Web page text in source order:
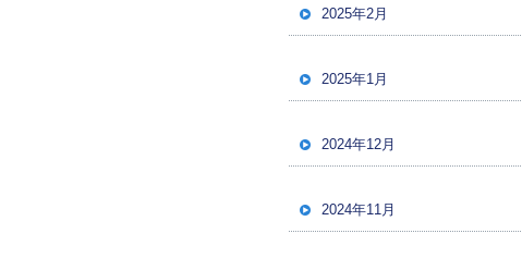
2025年2月
2025年1月
2024年12月
2024年11月